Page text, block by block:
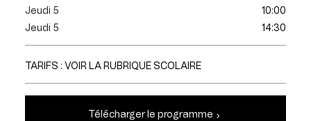
Jeudi 5
10:00
Jeudi 5
14:30
TARIFS : VOIR LA RUBRIQUE SCOLAIRE
Télécharger le programme